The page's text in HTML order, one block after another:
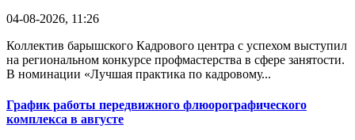
04-08-2026, 11:26
Коллектив барышского Кадрового центра с успехом выступил
на региональном конкурсе профмастерства в сфере занятости.
В номинации «Лучшая практика по кадровому...
График работы передвижного флюорографического
комплекса в августе